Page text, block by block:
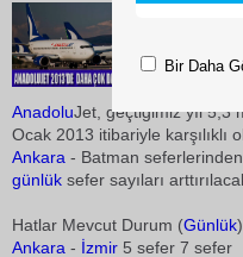
AnadoluJet, geçtiğimiz yıl 5,3
Ocak 2013 itibariyle karşılıklı
Ankara - Batman
günlük sefer sayıları
Hatlar Mevcut Durum (Günlük
Ankara - İzmir 5 sefer 7 sefer
Bir Daha